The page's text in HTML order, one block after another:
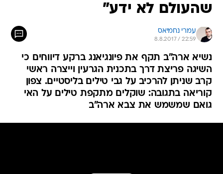
שהעולם לא ידע"
עמרי נחמיאס
8.8.2017 / 22:59
נשיא ארה"ב תקף את פיונגיאנג ברקע דיווחים כי
השיגה פריצת דרך בתכנית הגרעין וייצרה ראשי
קרב שניתן להרכיב על גבי טילים בליסטיים. צפון
קוריאה בתגובה: שוקלים מתקפת טילים על האי
גואם שמשמש את צבא ארה"ב